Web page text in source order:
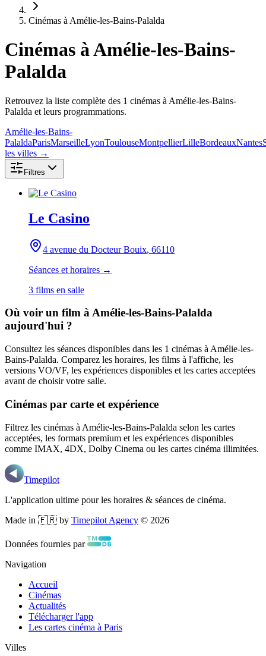
Cinémas à Amélie-les-Bains-Palalda
Cinémas à Amélie-les-Bains-
Palalda
Retrouvez la liste complète des 1 cinémas à Amélie-les-Bains-
Palalda et leurs programmations.
Amélie-les-Bains-
PalaldaParisMarseilleLyonToulouseMontpellierLilleBordeauxNantes
les villes →
Filtres
Le Casino
4 avenue du Docteur Bouix, 66110
Séances et horaires →
3 films en salle
Où voir un film à Amélie-les-Bains-Palalda
aujourd'hui ?
Consultez les séances disponibles dans les 1 cinémas à Amélie-les-
Bains-Palalda. Comparez les horaires, les films à l'affiche, les
versions VO/VF, les expériences disponibles et les cartes acceptées
avant de choisir votre salle.
Cinémas par carte et expérience
Filtrez les cinémas à Amélie-les-Bains-Palalda selon les cartes
acceptées, les formats premium et les expériences disponibles
comme IMAX, 4DX, Dolby Cinema ou les cartes cinéma illimitées.
Timepilot
L'application ultime pour les horaires & séances de cinéma.
Made in 🇫🇷 by Timepilot Agency © 2026
Données fournies par
Navigation
Accueil
Cinémas
Actualités
Télécharger l'app
Les cartes cinéma à Paris
Villes